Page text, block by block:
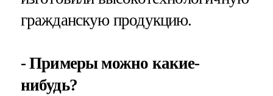
гражданскую продукцию.
- Примеры можно какие-
нибудь?